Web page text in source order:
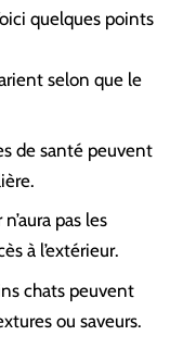
quelques points
selon que le
de santé peuvent
pas les
à l’extérieur.
chats peuvent
ou saveurs.